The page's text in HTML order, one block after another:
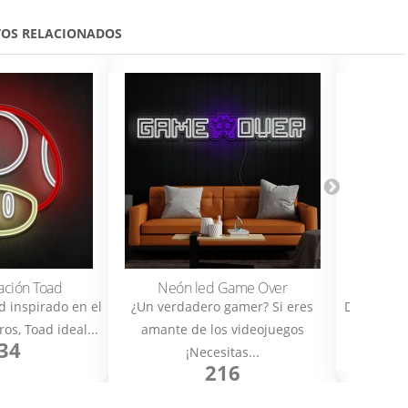
RELACIONADOS
Toad
inspirado en el
Toad ideal...
Neón led Game Over
¿Un verdadero gamer? Si eres
amante de los videojuegos
¡Necesitas...
216
Divertido